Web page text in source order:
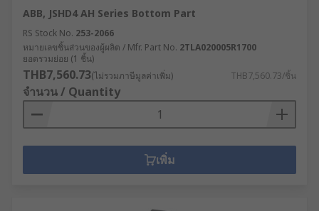
ABB, JSHD4 AH Series Bottom Part
RS Stock No. 253-2066
หมายเลขชิ้นส่วนของผู้ผลิต / Mfr. Part No. 2TLA020005R1700
ยอดรวมย่อย (1 ชิ้น)
THB7,560.73(ไม่รวมภาษีมูลค่าเพิ่ม) THB7,560.73/ชิ้น
จำนวน / Quantity
เพิ่ม